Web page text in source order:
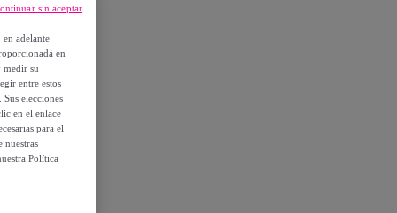
adelante
en
medir su
entre estos
elecciones
en el enlace
para el
nuestras
Política
sin aceptar